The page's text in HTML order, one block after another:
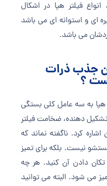
فیلتر هپا در اشکال
ای و استوانه ای می باشد
می باشد.
جذب ذرات
؟
به سه عامل کلی بستگی
دهنده، ضخامت فیلتر
کرد. ناگفته نماند که
نیست. بلکه برای تمیز
تکان دادن آن کنید. هر چه
می شود. البته می توانید